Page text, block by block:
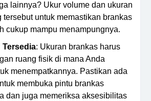
lainnya? Ukur volume dan ukuran
tersebut untuk memastikan brankas
cukup mampu menampungnya.
Tersedia: Ukuran brankas harus
ruang fisik di mana Anda
menempatkannya. Pastikan ada
membuka pintu brankas
dan juga memeriksa aksesibilitas